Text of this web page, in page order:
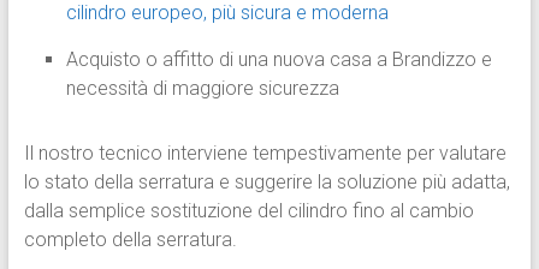
cilindro europeo, più sicura e moderna
Acquisto o affitto di una nuova casa a Brandizzo e
necessità di maggiore sicurezza
Il nostro tecnico interviene tempestivamente per valutare
lo stato della serratura e suggerire la soluzione più adatta,
dalla semplice sostituzione del cilindro fino al cambio
completo della serratura.